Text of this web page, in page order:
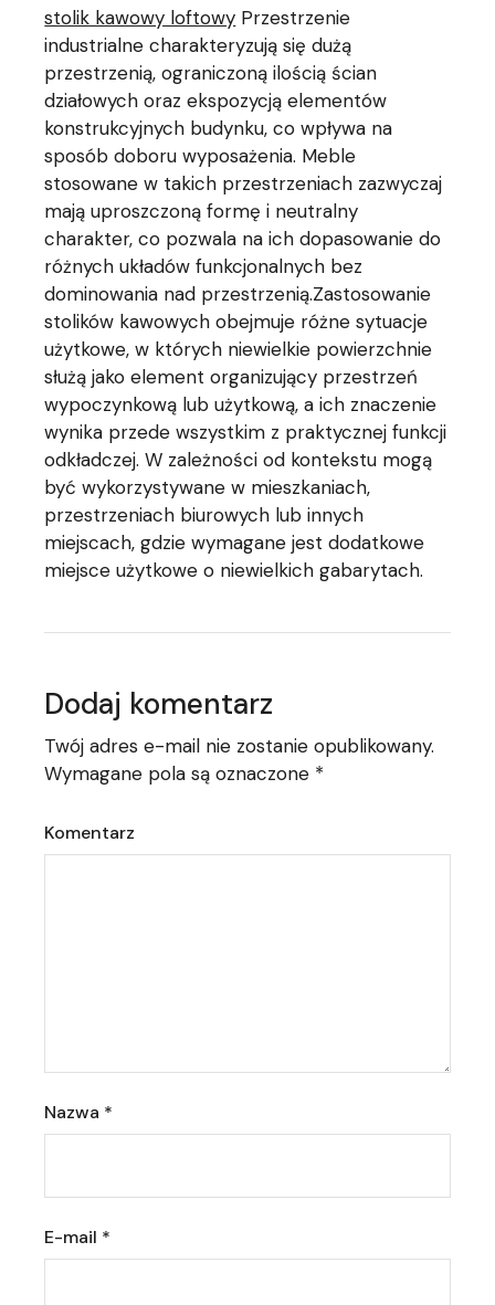
stolik kawowy loftowy Przestrzenie
industrialne charakteryzują się dużą
przestrzenią, ograniczoną ilością ścian
działowych oraz ekspozycją elementów
konstrukcyjnych budynku, co wpływa na
sposób doboru wyposażenia. Meble
stosowane w takich przestrzeniach zazwyczaj
mają uproszczoną formę i neutralny
charakter, co pozwala na ich dopasowanie do
różnych układów funkcjonalnych bez
dominowania nad przestrzenią.Zastosowanie
stolików kawowych obejmuje różne sytuacje
użytkowe, w których niewielkie powierzchnie
służą jako element organizujący przestrzeń
wypoczynkową lub użytkową, a ich znaczenie
wynika przede wszystkim z praktycznej funkcji
odkładczej. W zależności od kontekstu mogą
być wykorzystywane w mieszkaniach,
przestrzeniach biurowych lub innych
miejscach, gdzie wymagane jest dodatkowe
miejsce użytkowe o niewielkich gabarytach.
Dodaj komentarz
Twój adres e-mail nie zostanie opublikowany.
Wymagane pola są oznaczone *
Komentarz
Nazwa *
E-mail *